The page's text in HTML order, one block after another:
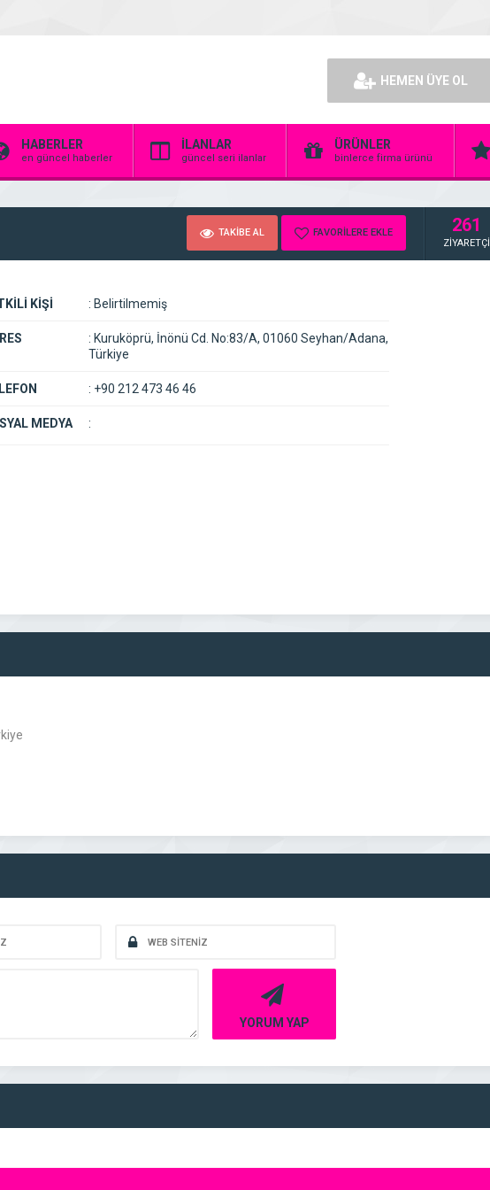
HEMEN ÜYE OL
HABERLER
en güncel haberler
İLANLAR
güncel seri ilanlar
ÜRÜNLER
binlerce firma ürünü
TAKİBE AL FAVORİLERE EKLE 261
ZİYARETÇİ
KİŞİ : Belirtilmemiş
: Kuruköprü, İnönü Cd. No:83/A, 01060 Seyhan/Adana,
Türkiye
: +90 212 473 46 46
MEDYA :
YORUM YAP